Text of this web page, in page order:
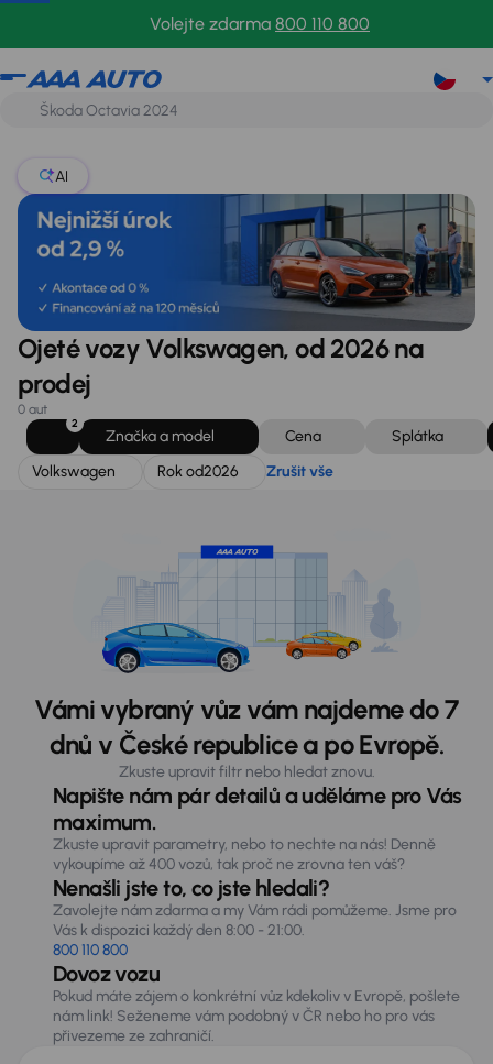
Volejte zdarma 800 110 800
Volkswagen
AI
Ojeté vozy Volkswagen, od 2026 na
prodej
0 aut
2
Značka a model Cena
Splátka
Volkswagen
Rok od2026 Zrušit vše
Vámi vybraný vůz vám najdeme do 7
dnů v České republice a po Evropě.
Zkuste upravit filtr nebo hledat znovu.
Napište nám pár detailů a uděláme pro Vás
maximum.
Zkuste upravit parametry, nebo to nechte na nás! Denně
vykoupíme až 400 vozů, tak proč ne zrovna ten váš?
Nenašli jste to, co jste hledali?
Zavolejte nám zdarma a my Vám rádi pomůžeme. Jsme pro
Vás k dispozici každý den 8:00 - 21:00.
800 110 800
Dovoz vozu
Pokud máte zájem o konkrétní vůz kdekoliv v Evropě, pošlete
nám link! Seženeme vám podobný v ČR nebo ho pro vás
přivezeme ze zahraničí.